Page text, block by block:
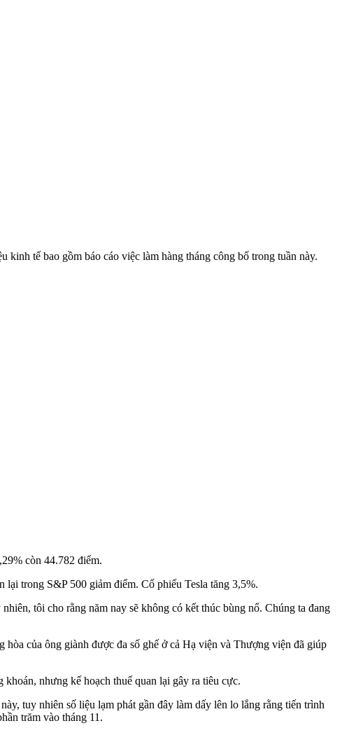
tế bao gồm báo cáo việc làm hàng tháng công bố trong tuần này.
còn 44.782 điểm.
trong S&P 500 giảm điểm. Cổ phiếu Tesla tăng 3,5%.
tôi cho rằng năm nay sẽ không có kết thúc bùng nổ. Chúng ta đang
của ông giành được đa số ghế ở cả Hạ viện và Thượng viện đã giúp
nhưng kế hoạch thuế quan lại gây ra tiêu cực.
tuy nhiên số liệu lạm phát gần đây làm dấy lên lo lắng rằng tiến trình
trăm vào tháng 11.